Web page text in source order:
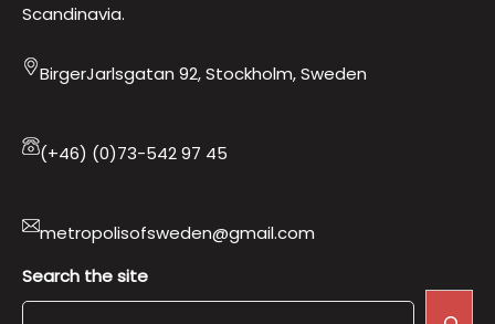
Scandinavia.
BirgerJarlsgatan 92, Stockholm, Sweden
(+46) (0)73-542 97 45
metropolisofsweden@gmail.com
Search the site